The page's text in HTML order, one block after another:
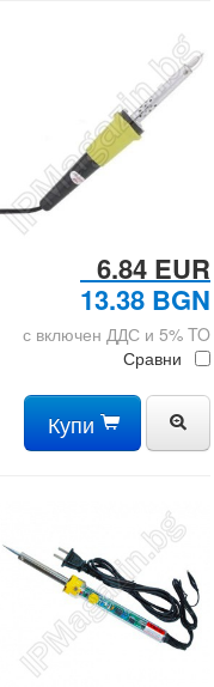
6.84 EUR
13.38 BGN
с включен ДДС и 5% TO
Сравни
Купи